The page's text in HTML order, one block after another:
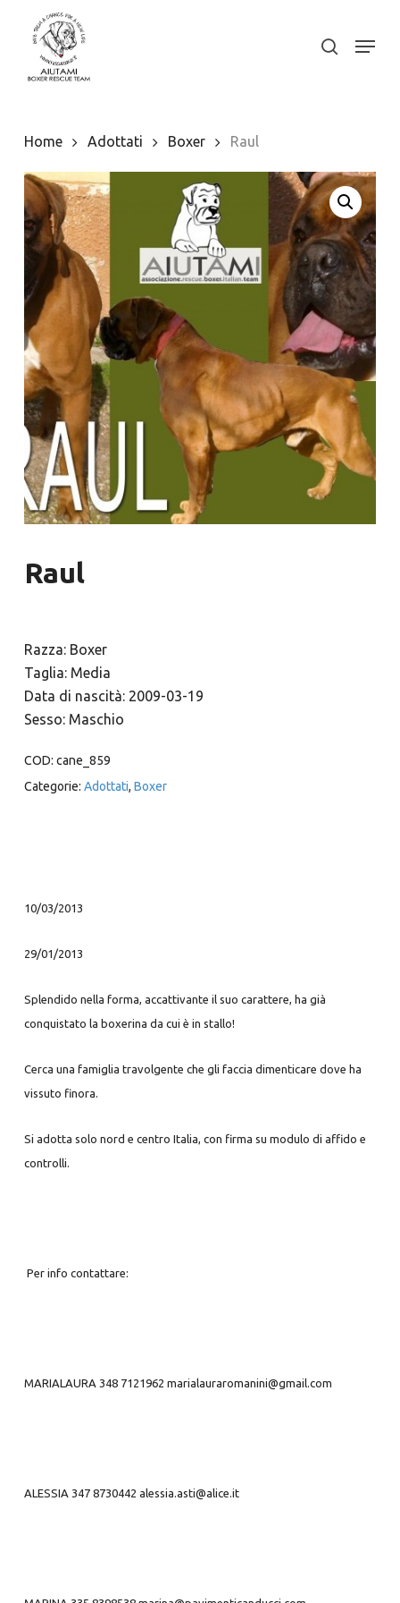
content
search
Menu
Home Adottati Boxer Raul
Raul
Razza: Boxer
Taglia: Media
Data di nascità: 2009-03-19
Sesso: Maschio
COD: cane_859
Categorie: Adottati, Boxer
10/03/2013
29/01/2013
Splendido nella forma, accattivante il suo carattere, ha già
conquistato la boxerina da cui è in stallo!
Cerca una famiglia travolgente che gli faccia dimenticare dove ha
vissuto finora.
Si adotta solo nord e centro Italia, con firma su modulo di affido e
controlli.
Per info contattare:
MARIALAURA 348 7121962 marialauraromanini@gmail.com
ALESSIA 347 8730442 alessia.asti@alice.it
Close